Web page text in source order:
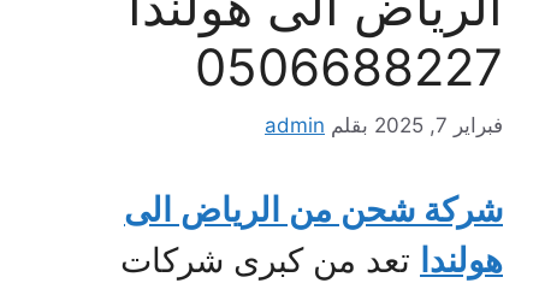
0506688227
فبراير 7, 2025 بقلم admin
شركة شحن من الرياض الى
هولندا تعد من كبرى شركات